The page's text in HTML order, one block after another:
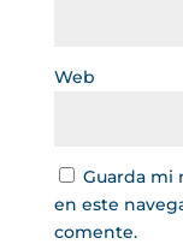
Web
Guarda mi
en este
comente.